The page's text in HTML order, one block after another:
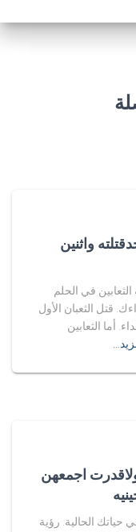
واثنين
في الحلم
قتل الثعبان الأول
أما الثعابين
اجمعهن
الحالية. رؤية